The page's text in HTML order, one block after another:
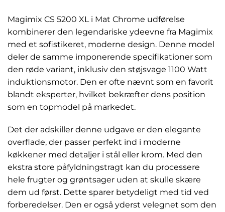
Magimix CS 5200 XL i Mat Chrome udførelse
kombinerer den legendariske ydeevne fra Magimix
med et sofistikeret, moderne design. Denne model
deler de samme imponerende specifikationer som
den røde variant, inklusiv den støjsvage 1100 Watt
induktionsmotor. Den er ofte nævnt som en favorit
blandt eksperter, hvilket bekræfter dens position
som en topmodel på markedet.
Det der adskiller denne udgave er den elegante
overflade, der passer perfekt ind i moderne
køkkener med detaljer i stål eller krom. Med den
ekstra store påfyldningstragt kan du processere
hele frugter og grøntsager uden at skulle skære
dem ud først. Dette sparer betydeligt med tid ved
forberedelser. Den er også yderst velegnet som den